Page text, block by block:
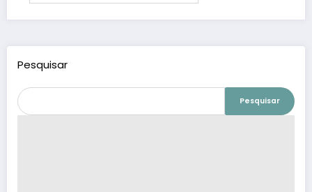
Pesquisar
Pesquisar